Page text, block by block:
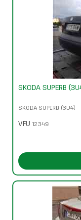
SKODA SUPERB
SKODA SUPERB (3U4)
VFU 12349